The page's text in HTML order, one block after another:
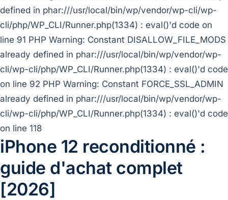
defined in phar:///usr/local/bin/wp/vendor/wp-cli/wp-
cli/php/WP_CLI/Runner.php(1334) : eval()'d code on
line 91 PHP Warning: Constant DISALLOW_FILE_MODS
already defined in phar:///usr/local/bin/wp/vendor/wp-
cli/wp-cli/php/WP_CLI/Runner.php(1334) : eval()'d code
on line 92 PHP Warning: Constant FORCE_SSL_ADMIN
already defined in phar:///usr/local/bin/wp/vendor/wp-
cli/wp-cli/php/WP_CLI/Runner.php(1334) : eval()'d code
on line 118
iPhone 12 reconditionné :
guide d'achat complet
[2026]